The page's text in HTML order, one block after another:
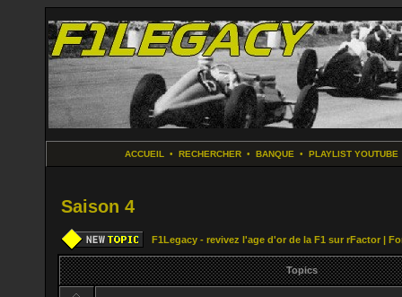
ACCUEIL • RECHERCHER• BANQUE • PLAYLIST YOUTUBE
Saison 4
F1Legacy - revivez l'age d'or de la F1 sur rFactor |
Topics